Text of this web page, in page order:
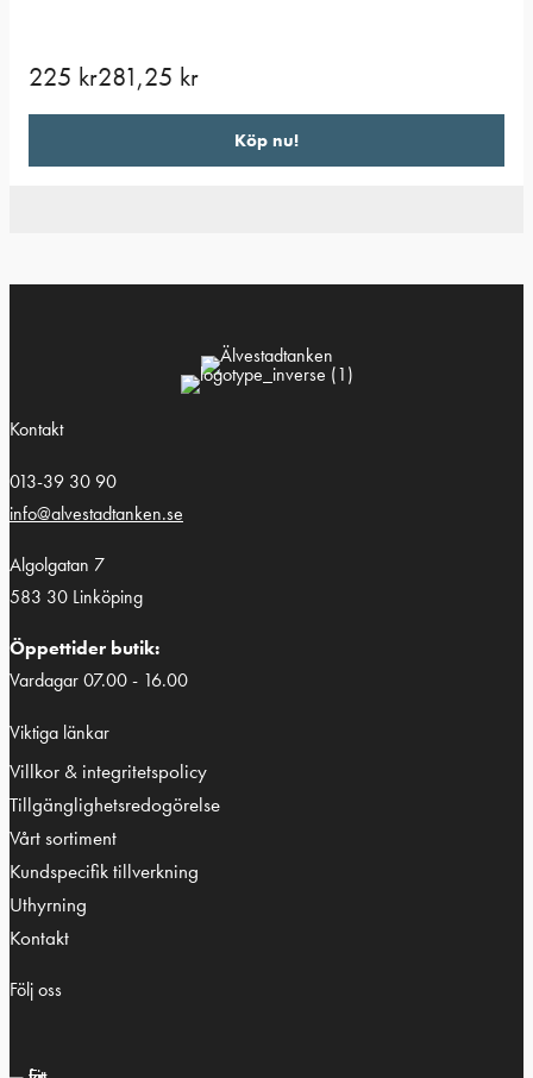
225 kr281,25 kr
Köp nu!
Kontakt
013-39 30 90
info@alvestadtanken.se
Algolgatan 7
583 30 Linköping
Öppettider butik:
Vardagar 07.00 - 16.00
Viktiga länkar
Villkor & integritetspolicy
Tillgänglighetsredogörelse
Vårt sortiment
Kundspecifik tillverkning
Uthyrning
Kontakt
Följ oss